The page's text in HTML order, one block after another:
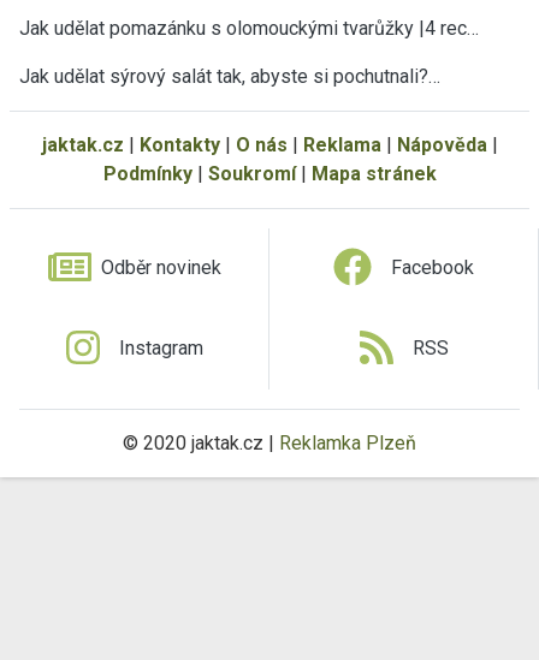
Jak udělat pomazánku s olomouckými tvarůžky |4 rec…
Jak udělat sýrový salát tak, abyste si pochutnali?…
jaktak.cz | Kontakty| O nás | Reklama | Nápověda |
Podmínky| Soukromí| Mapa stránek
Odběr novinek Facebook
Instagram RSS
© 2020 jaktak.cz | Reklamka Plzeň